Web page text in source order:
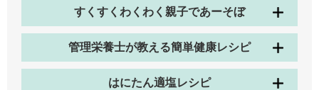
すくすくわくわく親子であーそぼ
管理栄養士が教える簡単健康レシピ
はにたん適塩レシピ